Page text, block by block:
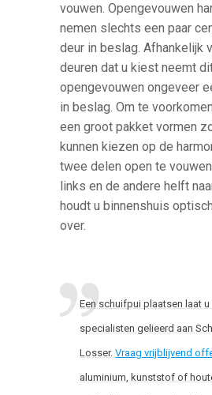
vouwen. Opengevouwen
nemen slechts een paar
deur in beslag. Afhankelijk
deuren dat u kiest neemt
opengevouwen ongeveer
in beslag. Om te
een groot pakket vormen
kunnen kiezen op de
twee delen open te
links en de andere helft
houdt u binnenshuis
over.
Een schuifpui plaatsen laat u
specialisten gelieerd aan
Losser.Vraag vrijblijvend
aluminium, kunststof of